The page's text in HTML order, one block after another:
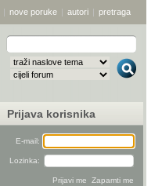
| nove poruke | autori | pretraga
Prijava korisnika
E-mail:
Lozinka: